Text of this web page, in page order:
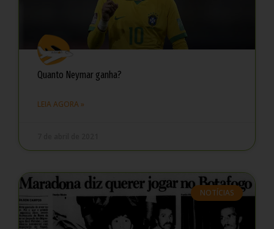
Quanto Neymar ganha?
LEIA AGORA »
NOTÍCIAS